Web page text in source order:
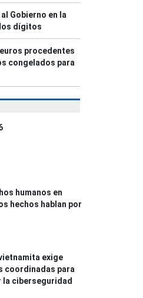
Gobierno en la
dígitos
procedentes
congelados para
humanos en
hechos hablan por
exige
coordinadas para
la ciberseguridad